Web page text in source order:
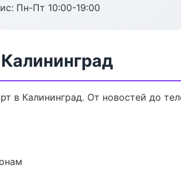
Пн-Пт 10:00-19:00
в Калининград. От новостей до